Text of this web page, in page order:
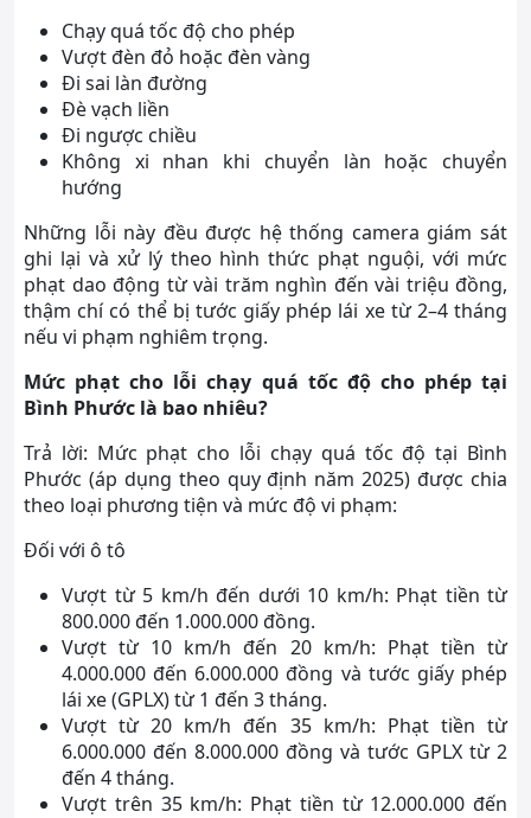
Chạy quá tốc độ cho phép
Vượt đèn đỏ hoặc đèn vàng
Đi sai làn đường
Đè vạch liền
Đi ngược chiều
Không xi nhan khi chuyển làn hoặc chuyển
hướng
Những lỗi này đều được hệ thống camera giám sát
ghi lại và xử lý theo hình thức phạt nguội, với mức
phạt dao động từ vài trăm nghìn đến vài triệu đồng,
thậm chí có thể bị tước giấy phép lái xe từ 2–4 tháng
nếu vi phạm nghiêm trọng.
Mức phạt cho lỗi chạy quá tốc độ cho phép tại
Bình Phước là bao nhiêu?
Trả lời: Mức phạt cho lỗi chạy quá tốc độ tại Bình
Phước (áp dụng theo quy định năm 2025) được chia
theo loại phương tiện và mức độ vi phạm:
Đối với ô tô
Vượt từ 5 km/h đến dưới 10 km/h: Phạt tiền từ
800.000 đến 1.000.000 đồng.
Vượt từ 10 km/h đến 20 km/h: Phạt tiền từ
4.000.000 đến 6.000.000 đồng và tước giấy phép
lái xe (GPLX) từ 1 đến 3 tháng.
Vượt từ 20 km/h đến 35 km/h: Phạt tiền từ
6.000.000 đến 8.000.000 đồng và tước GPLX từ 2
đến 4 tháng.
Vượt trên 35 km/h: Phạt tiền từ 12.000.000 đến